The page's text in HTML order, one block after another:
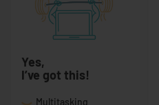
Yes,
I’ve got this!
Multitasking